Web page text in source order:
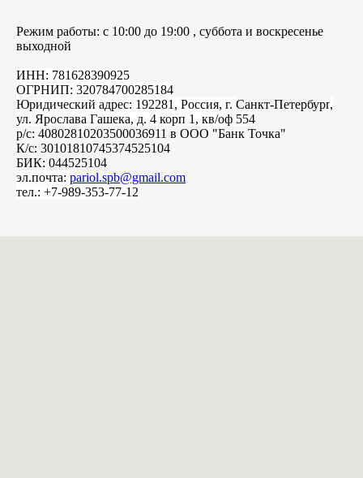
Режим работы: с 10:00 до 19:00 , суббота и воскресенье
выходной
ИНН: 781628390925
ОГРНИП: 320784700285184
Юридический адрес: 192281, Россия, г. Санкт-Петербург,
ул. Ярослава Гашека, д. 4 корп 1, кв/оф 554
р/с: 40802810203500036911 в ООО "Банк Точка"
К/с: 30101810745374525104
БИК: 044525104
эл.почта: pariol.spb@gmail.com
тел.: +7-989-353-77-12